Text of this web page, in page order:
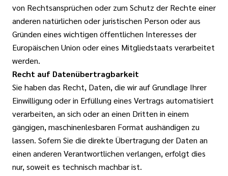
von Rechtsansprüchen oder zum Schutz der Rechte einer
anderen natürlichen oder juristischen Person oder aus
Gründen eines wichtigen öffentlichen Interesses der
Europäischen Union oder eines Mitgliedstaats verarbeitet
werden.
Recht auf Datenübertragbarkeit
Sie haben das Recht, Daten, die wir auf Grundlage Ihrer
Einwilligung oder in Erfüllung eines Vertrags automatisiert
verarbeiten, an sich oder an einen Dritten in einem
gängigen, maschinenlesbaren Format aushändigen zu
lassen. Sofern Sie die direkte Übertragung der Daten an
einen anderen Verantwortlichen verlangen, erfolgt dies
nur, soweit es technisch machbar ist.